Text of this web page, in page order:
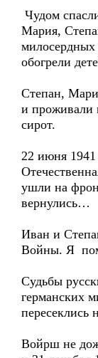
Чудом
Мария,
милосердных
обогрели
Степан,
и проживали
сирот.
22 июня 1941
ушли на
вернулись…
Иван и
Войны. Я
Судьбы
германских
пересеклись
Войрш не